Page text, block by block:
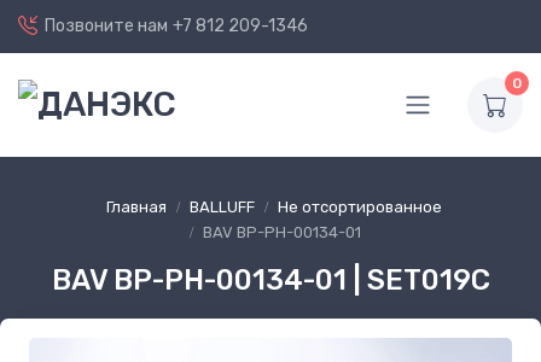
Позвоните нам +7 812 209-1346
0
Главная BALLUFF
Не отсортированное
BAV BP-PH-00134-01
BAV BP-PH-00134-01 | SET019C